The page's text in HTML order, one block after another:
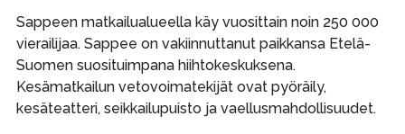
Sappeen matkailualueella käy vuosittain noin 250 000
vierailijaa. Sappee on vakiinnuttanut paikkansa Etelä-
Suomen suosituimpana hiihtokeskuksena.
Kesämatkailun vetovoimatekijät ovat pyöräily,
kesäteatteri, seikkailupuisto ja vaellusmahdollisuudet.